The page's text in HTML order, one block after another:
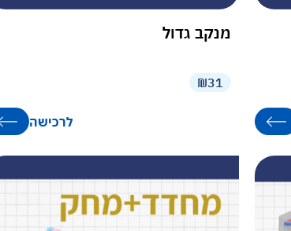
מנקב גדול
₪31
לרכישה